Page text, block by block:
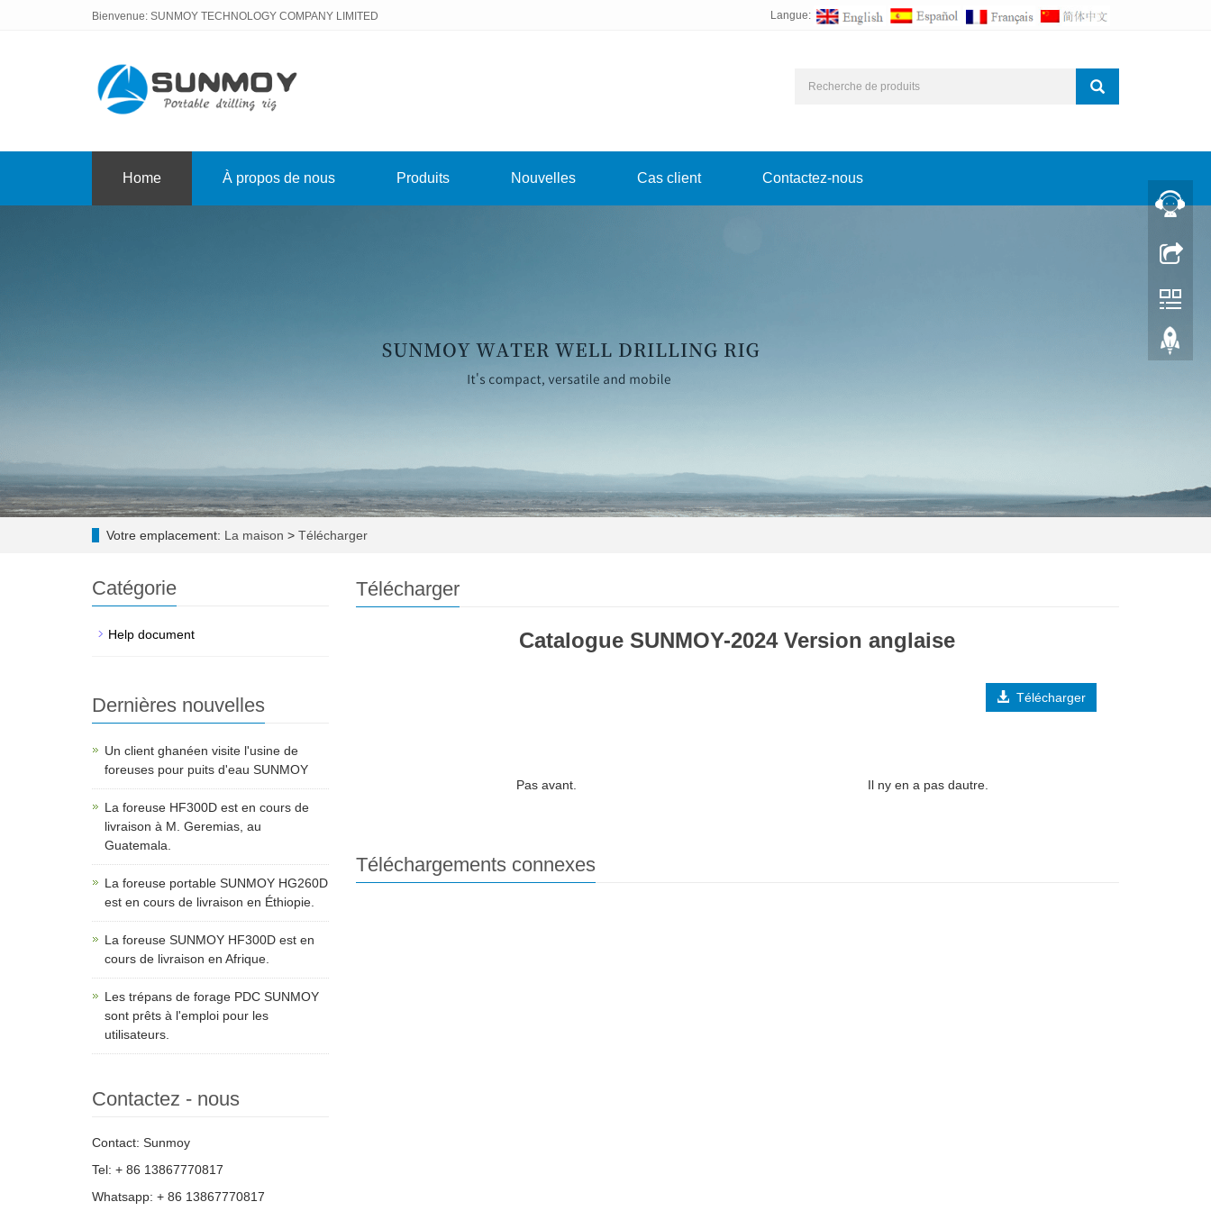
Bienvenue: SUNMOY TECHNOLOGY COMPANY LIMITED Langue:
Home À propos de nous Produits Nouvelles Cas client Contactez-nous
Votre emplacement: La maison > Télécharger
Télécharger
Catalogue SUNMOY-2024 Version anglaise
Télécharger
Pas avant. Il ny en a pas dautre.
Téléchargements connexes
Catégorie
Help document
Dernières nouvelles
Un client ghanéen visite l'usine de
foreuses pour puits d'eau SUNMOY
La foreuse HF300D est en cours de
livraison à M. Geremias, au
Guatemala.
La foreuse portable SUNMOY HG260D
est en cours de livraison en Éthiopie.
La foreuse SUNMOY HF300D est en
cours de livraison en Afrique.
Les trépans de forage PDC SUNMOY
sont prêts à l'emploi pour les
utilisateurs.
Contactez - nous
Contact: Sunmoy
Tel: + 86 13867770817
Whatsapp: + 86 13867770817